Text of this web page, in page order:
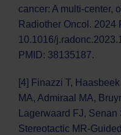
cancer: A multi-center,
Radiother Oncol. 2024
10.1016/
PMID: 38135187.
[4] Finazzi T,
MA, Admiraal MA,
Lagerwaard FJ,
Stereotactic MR-